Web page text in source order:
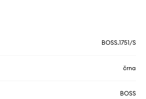
BOSS.1751/S
črna
BOSS